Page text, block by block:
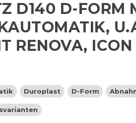
D140 D-FORM
RENOVA,
Duroplast D-Form